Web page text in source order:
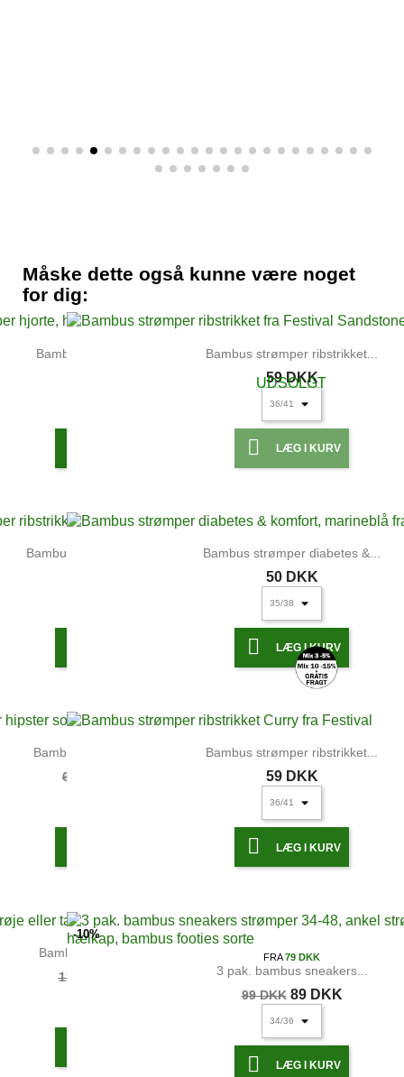
Måske dette også kunne være noget
for dig:
Bambus strømper hjorte,... Bambus strømper ribstrikket...
59 DKK
 LÆG I KURV
UDSOLGT
Bambus strømper ribstrikket... Bambus strømper diabetes &...
50 DKK
 LÆG I KURV
Bambus trusser hipster sort
69 DKK
Bambus strømper ribstrikket...
59 DKK
 LÆG I KURV
Bambus undertrøje eller...
129 DKK
FRA65 DKK
3 pak. bambus sneakers...
99 DKK
FRA79 DKK
89 DKK
 LÆG I KURV
-10%